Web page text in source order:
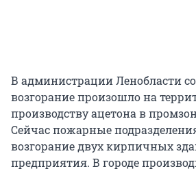
В администрации Ленобласти
возгорание произошло на
производству ацетона в
Сейчас пожарные
возгорание двух кирпичных
предприятия. В городе